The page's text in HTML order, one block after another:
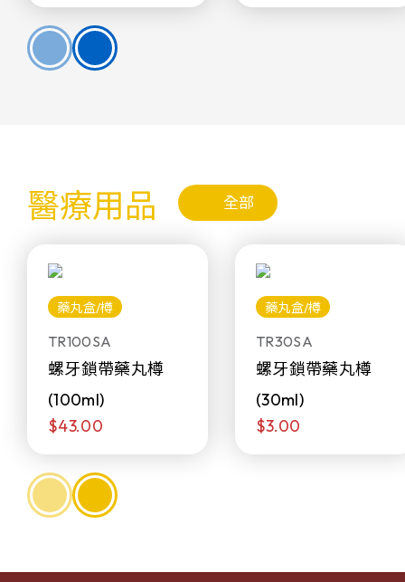
醫療用品 全部
藥丸盒/樽
TR100SA
螺牙鎖帶藥丸樽
(100ml)
$43.00
藥丸盒/樽
TR30SA
螺牙鎖帶藥丸樽
(30ml)
$3.00